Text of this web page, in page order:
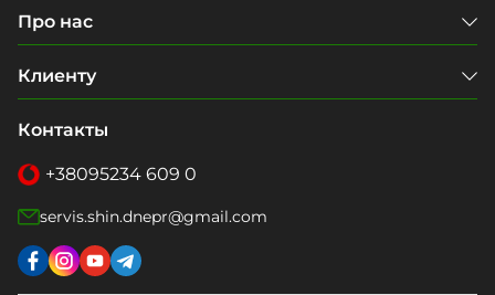
Про нас
Клиенту
Контакты
+38095234 609 0
servis.shin.dnepr@gmail.com